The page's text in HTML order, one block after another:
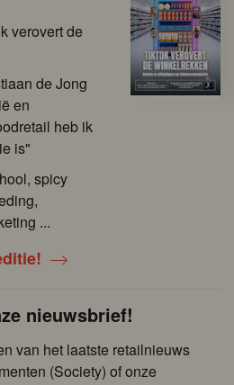
verovert de
de Jong
en
heb ik
is"
spicy
...
nieuwsbrief!
van het laatste retailnieuws
(Society) of onze